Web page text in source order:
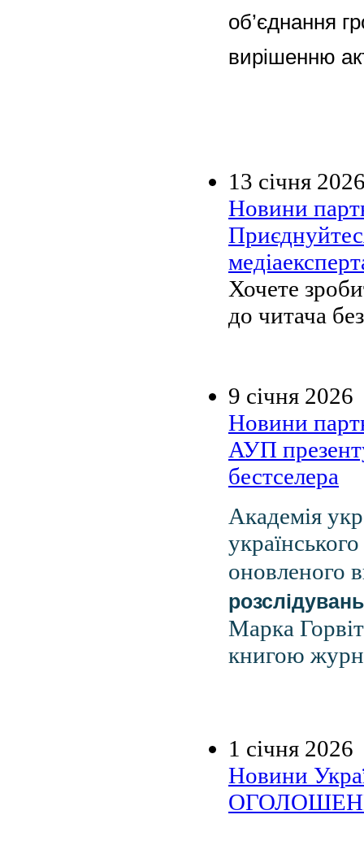
об’єднання
вирішенню
13 січня
Новини
Хочете
до читача
9 січня 2026
Новини
АУП
бестселера
Академія
оновленого
розслідувань
Марка
книгою
1 січня 2026
Новини